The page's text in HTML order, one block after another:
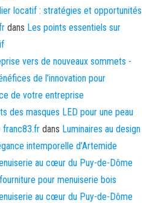
locatif : stratégies et opportunités
dans Les points essentiels sur
vers de nouveaux sommets -
de l’innovation pour
de votre entreprise
des masques LED pour une peau
franc83.fr dans Luminaires au design
intemporelle d’Artemide
au cœur du Puy-de-Dôme
pour menuiserie bois
au cœur du Puy-de-Dôme